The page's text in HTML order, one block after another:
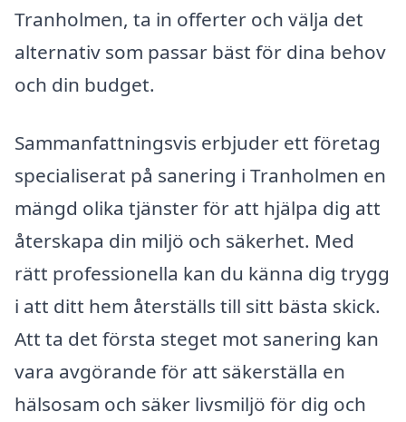
Tranholmen, ta in offerter och välja det
alternativ som passar bäst för dina behov
och din budget.
Sammanfattningsvis erbjuder ett företag
specialiserat på sanering i Tranholmen en
mängd olika tjänster för att hjälpa dig att
återskapa din miljö och säkerhet. Med
rätt professionella kan du känna dig trygg
i att ditt hem återställs till sitt bästa skick.
Att ta det första steget mot sanering kan
vara avgörande för att säkerställa en
hälsosam och säker livsmiljö för dig och